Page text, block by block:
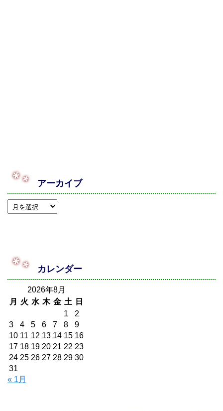
アーカイブ
カレンダー
2026年8月
月
火 水 木 金 土
日
1
2
3
4 5 6 7 8
9
10 11 12 13 14 15 16
17 18 19 20 21 22 23
24 25 26 27 28 29 30
31
« 1月